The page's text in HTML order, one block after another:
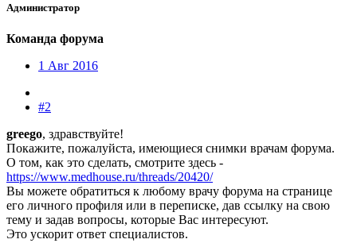
Администратор
Команда форума
1 Авг 2016
#2
greego, здравствуйте!
Покажите, пожалуйста, имеющиеся снимки врачам форума.
О том, как это сделать, смотрите здесь -
https://www.medhouse.ru/threads/20420/
Вы можете обратиться к любому врачу форума на странице
его личного профиля или в переписке, дав ссылку на свою
тему и задав вопросы, которые Вас интересуют.
Это ускорит ответ специалистов.